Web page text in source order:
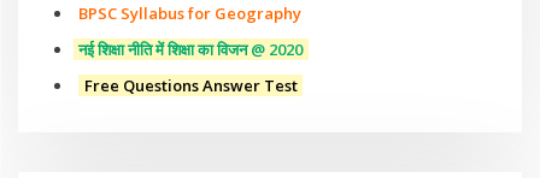
BPSC Syllabus for Geography
नई शिक्षा नीति में शिक्षा का विजन @ 2020
Free Questions Answer Test